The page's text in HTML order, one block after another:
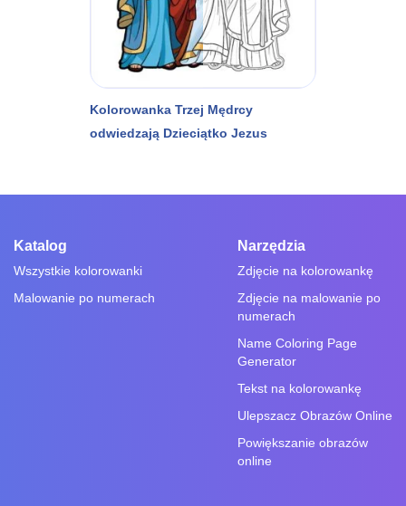
Kolorowanka Trzej Mędrcy
odwiedzają Dzieciątko Jezus
Katalog
Wszystkie kolorowanki
Malowanie po numerach
Narzędzia
Zdjęcie na kolorowankę
Zdjęcie na malowanie po
numerach
Name Coloring Page
Generator
Tekst na kolorowankę
Ulepszacz Obrazów Online
Powiększanie obrazów
online